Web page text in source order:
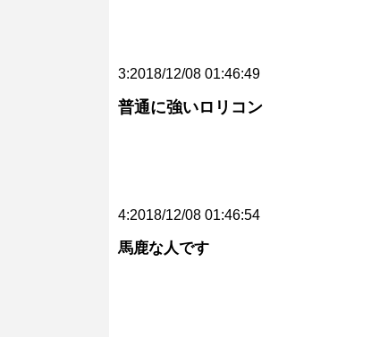
3:2018/12/08 01:46:49
普通に強いロリコン
4:2018/12/08 01:46:54
馬鹿な人です